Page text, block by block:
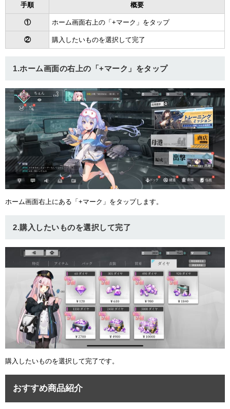
手順 概要
① ホーム画面右上の「+マーク」をタップ
② 購入したいものを選択して完了
1.ホーム画面の右上の「+マーク」をタップ
ホーム画面右上にある「+マーク」をタップします。
2.購入したいものを選択して完了
購入したいものを選択して完了です。
おすすめ商品紹介